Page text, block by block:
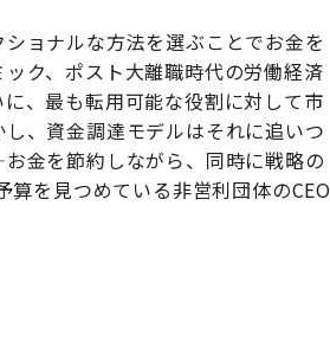
ョナルな方法を選ぶことでお金を
ク、ポスト大離職時代の労働経済
、最も転用可能な役割に対して市
、資金調達モデルはそれに追いつ
金を節約しながら、同時に戦略の
を見つめている非営利団体のCEO